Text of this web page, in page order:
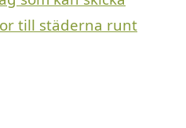
till städerna runt